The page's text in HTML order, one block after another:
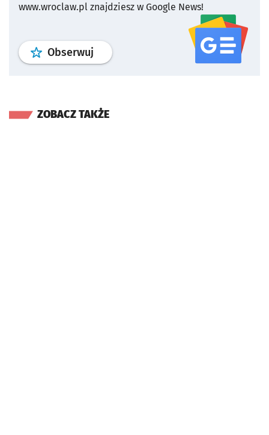
www.wroclaw.pl znajdziesz w Google News!
Obserwuj profil serwisu
ZOBACZ TAKŻE